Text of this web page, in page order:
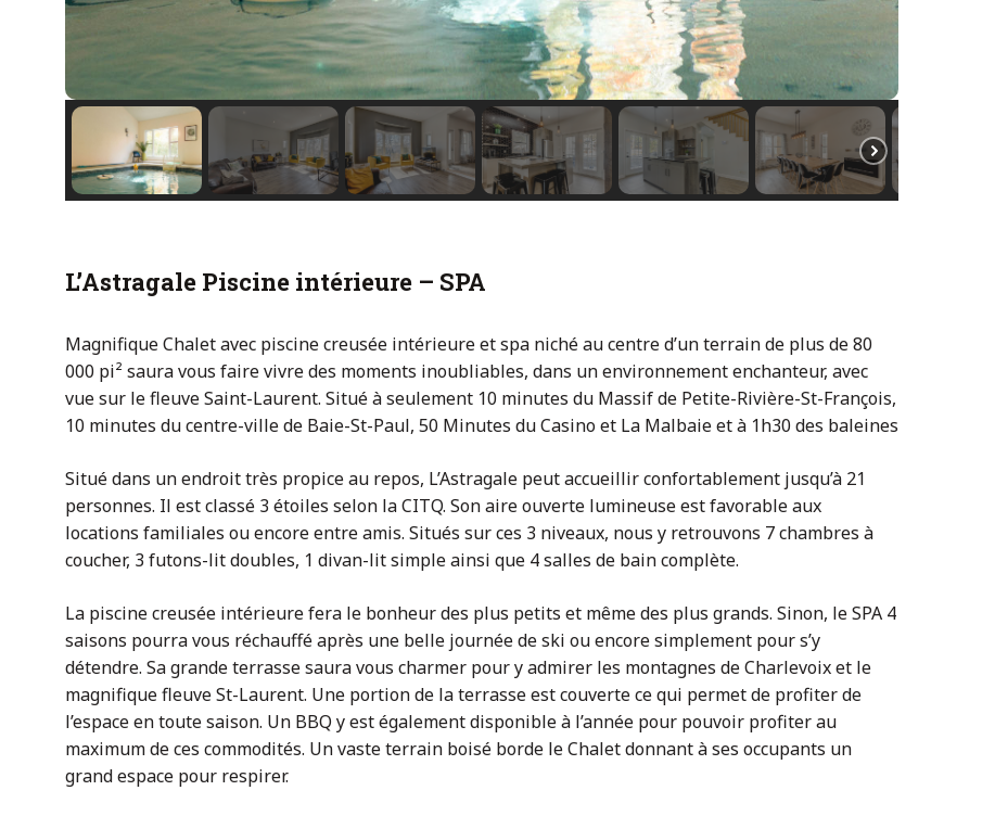
L’Astragale Piscine intérieure – SPA
Magnifique Chalet avec piscine creusée intérieure et spa niché au centre d’un terrain de plus de 80
000 pi² saura vous faire vivre des moments inoubliables, dans un environnement enchanteur, avec
vue sur le fleuve Saint-Laurent. Situé à seulement 10 minutes du Massif de Petite-Rivière-St-François,
10 minutes du centre-ville de Baie-St-Paul, 50 Minutes du Casino et La Malbaie et à 1h30 des baleines
Situé dans un endroit très propice au repos, L’Astragale peut accueillir confortablement jusqu’à 21
personnes. Il est classé 3 étoiles selon la CITQ. Son aire ouverte lumineuse est favorable aux
locations familiales ou encore entre amis. Situés sur ces 3 niveaux, nous y retrouvons 7 chambres à
coucher, 3 futons-lit doubles, 1 divan-lit simple ainsi que 4 salles de bain complète.
La piscine creusée intérieure fera le bonheur des plus petits et même des plus grands. Sinon, le SPA 4
saisons pourra vous réchauffé après une belle journée de ski ou encore simplement pour s’y
détendre. Sa grande terrasse saura vous charmer pour y admirer les montagnes de Charlevoix et le
magnifique fleuve St-Laurent. Une portion de la terrasse est couverte ce qui permet de profiter de
l’espace en toute saison. Un BBQ y est également disponible à l’année pour pouvoir profiter au
maximum de ces commodités. Un vaste terrain boisé borde le Chalet donnant à ses occupants un
grand espace pour respirer.